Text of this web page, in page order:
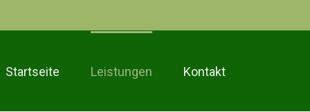
Startseite Leistungen Kontakt